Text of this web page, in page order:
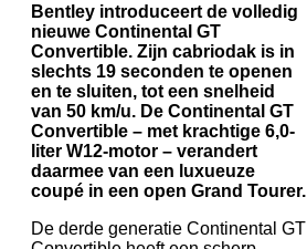
Bentley introduceert de volledig
nieuwe Continental GT
Convertible. Zijn cabriodak is in
slechts 19 seconden te openen
en te sluiten, tot een snelheid
van 50 km/u. De Continental GT
Convertible – met krachtige 6,0-
liter W12-motor – verandert
daarmee van een luxueuze
coupé in een open Grand Tourer.
De derde generatie Continental GT